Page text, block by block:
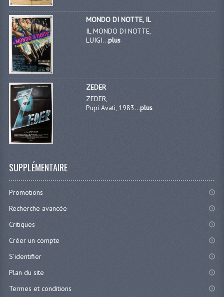
MONDO DI NOTTE, IL
IL MONDO DI NOTTE,
LUIGI...plus
ZEDER
ZEDER,
Pupi Avati, 1983...plus
SUPPLÉMENTAIRE
Promotions
Recherche avancée
Critiques
Créer un compte
S'identifier
Plan du site
Termes et conditions